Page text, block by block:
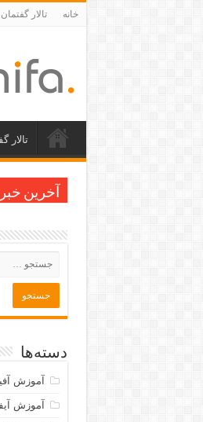
خانه تالار گفتمان
تالار
آخرین
دسته‌ها
آموزش
آموزش